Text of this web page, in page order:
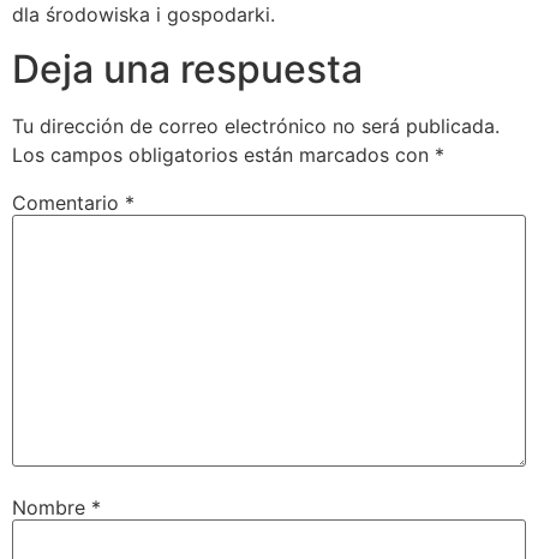
dla środowiska i gospodarki.
Deja una respuesta
Tu dirección de correo electrónico no será publicada.
Los campos obligatorios están marcados con *
Comentario *
Nombre *